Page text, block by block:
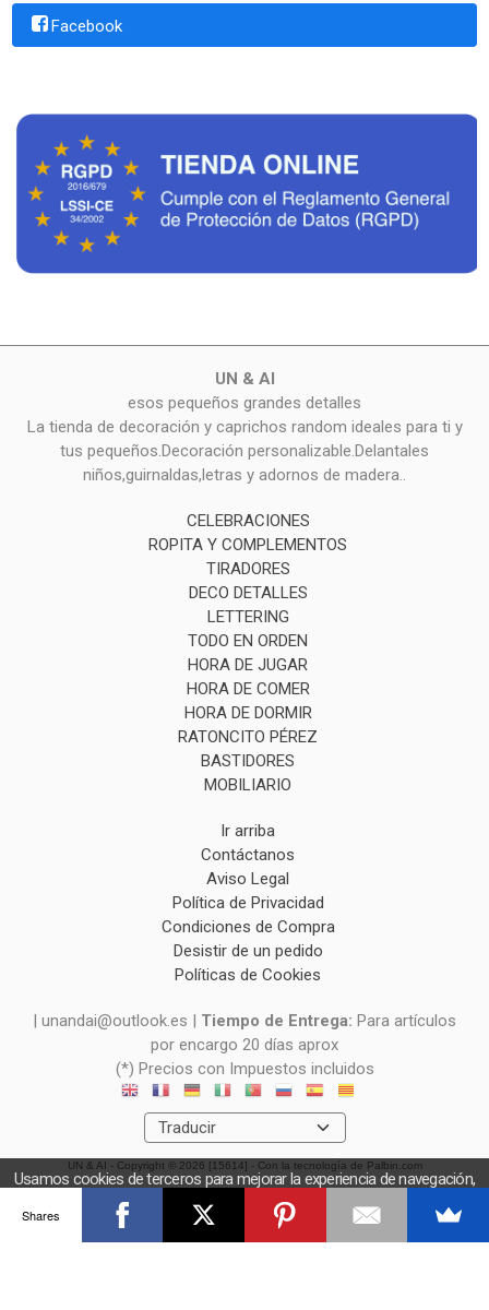
Facebook
UN & AI
esos pequeños grandes detalles
La tienda de decoración y caprichos random ideales para ti y
tus pequeños.Decoración personalizable.Delantales
niños,guirnaldas,letras y adornos de madera..
CELEBRACIONES
ROPITA Y COMPLEMENTOS
TIRADORES
DECO DETALLES
LETTERING
TODO EN ORDEN
HORA DE JUGAR
HORA DE COMER
HORA DE DORMIR
RATONCITO PÉREZ
BASTIDORES
MOBILIARIO
Ir arriba
Contáctanos
Aviso Legal
Política de Privacidad
Condiciones de Compra
Desistir de un pedido
Políticas de Cookies
| unandai@outlook.es | Tiempo de Entrega: Para artículos
por encargo 20 días aprox
(*) Precios con Impuestos incluidos
UN & AI - Copyright © 2026 [15614] - Con la tecnología de Palbin.com
Usamos cookies de terceros para mejorar la experiencia de navegación,
y obtener estadísticas anónimas. Si continúa navegando consideramos
que acepta el uso de cookies.
OK Más información
Shares